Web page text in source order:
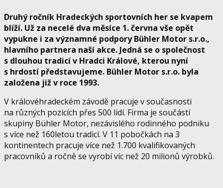
Druhý ročník Hradeckých sportovních her se kvapem
blíží. Už za necelé dva měsíce 1. června vše opět
vypukne i za významné podpory Bühler Motor s.r.o.,
hlavního partnera naší akce. Jedná se o společnost
s dlouhou tradicí v Hradci Králové, kterou nyní
s hrdostí představujeme. Bühler Motor s.r.o. byla
založena již v roce 1993.
V královéhradeckém závodě pracuje v současnosti
na různých pozicích přes 500 lidí. Firma je součástí
skupiny Bühler Motor, nezávislého rodinného podniku
s více než 160letou tradicí. V 11 pobočkách na 3
kontinentech pracuje více než 1.700 kvalifikovaných
pracovníků a ročně se vyrobí víc než 20 milionů výrobků.